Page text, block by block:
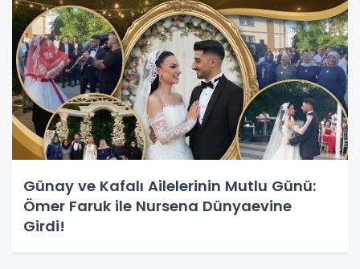
Günay ve Kafalı Ailelerinin Mutlu Günü:
Ömer Faruk ile Nursena Dünyaevine
Girdi!